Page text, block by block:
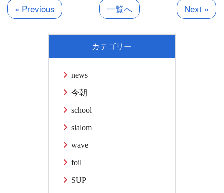
« Previous 一覧へ Next »
カテゴリー
news
今朝
school
slalom
wave
foil
SUP